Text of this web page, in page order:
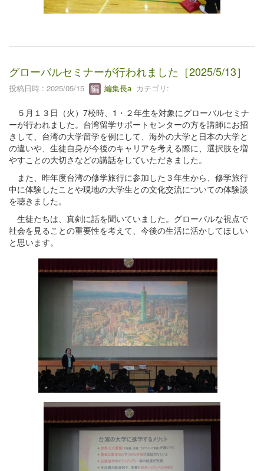
グローバルセミナーが行われました［2025/5/13］
投稿日時 : 2025/05/15 編集長a カテゴリ:
５月１３日（火）7校時、1・２年生を対象にグローバルセミナ
ーが行われました。台湾留学サポートセンターの方を講師にお招
きして、台湾の大学留学を例にして、海外の大学と日本の大学と
の違いや、生徒自身が今後のキャリアを考える際に、選択肢を増
やすことの大切さなどの講話をしていただきました。
また、昨年度台湾の修学旅行に参加した３年生から、修学旅行
中に体験したことや現地の大学生との文化交流についての体験談
を聴きました。
生徒たちは、真剣に話を聞いていました。グローバルな視点で
社会を見ることの重要性を考えて、今後の生活に活かしてほしい
と思います。